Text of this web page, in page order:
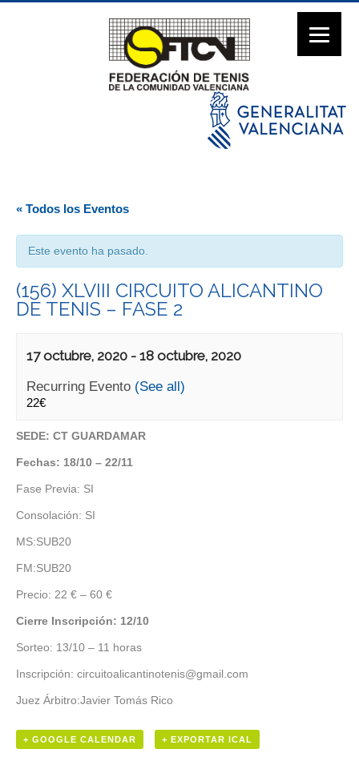
« Todos los Eventos
Este evento ha pasado.
(156) XLVIII CIRCUITO ALICANTINO
DE TENIS – FASE 2
17 octubre, 2020 - 18 octubre, 2020
Recurring Evento (See all)
22€
SEDE: CT GUARDAMAR
Fechas: 18/10 – 22/11
Fase Previa: SI
Consolación: SI
MS:SUB20
FM:SUB20
Precio: 22 € – 60 €
Cierre Inscripción: 12/10
Sorteo: 13/10 – 11 horas
Inscripción: circuitoalicantinotenis@gmail.com
Juez Árbitro:Javier Tomás Rico
+ GOOGLE CALENDAR + EXPORTAR ICAL